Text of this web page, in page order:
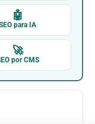
🤖
para IA
🚀
por CMS